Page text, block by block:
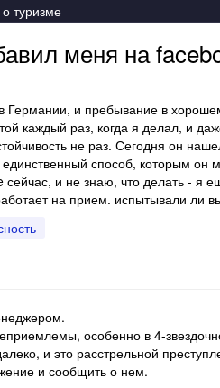
туризме
меня на
и пребывание в
каждый раз, когда я делал, и
не раз. Сегодня он
способ, которым
и не знаю, что делать - я
на прием. испытывали ли
особенно в 4-
и это расстрельной
и сообщить о нем.